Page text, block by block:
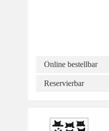
Online bestellbar
Reservierbar